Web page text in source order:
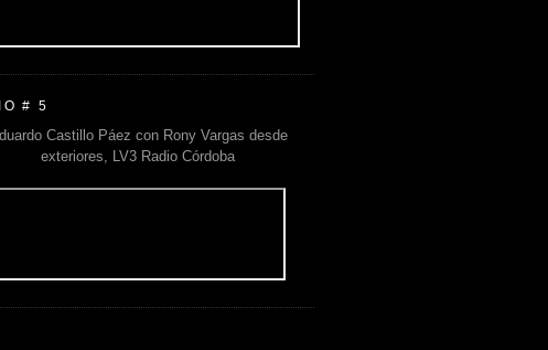
# 5
Castillo Páez con Rony Vargas desde
exteriores, LV3 Radio Córdoba